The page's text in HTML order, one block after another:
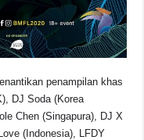
penampilan khas
DJ Soda (Korea
Chen (Singapura), DJ X
(Indonesia), LFDY